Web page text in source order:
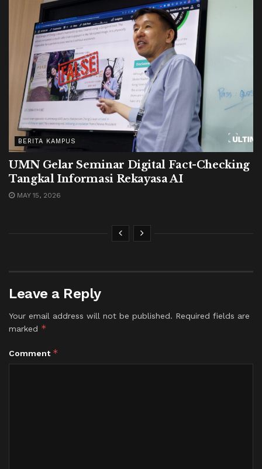
BERITA KAMPUS
UMN Gelar Seminar Digital Fact-Checking
Tangkal Informasi Rekayasa AI
MAY 15, 2026
Leave a Reply
Your email address will not be published. Required fields are
marked *
Comment *